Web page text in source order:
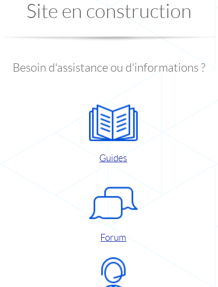
Site en construction
Besoin d'assistance ou d'informations ?
Guides
Forum